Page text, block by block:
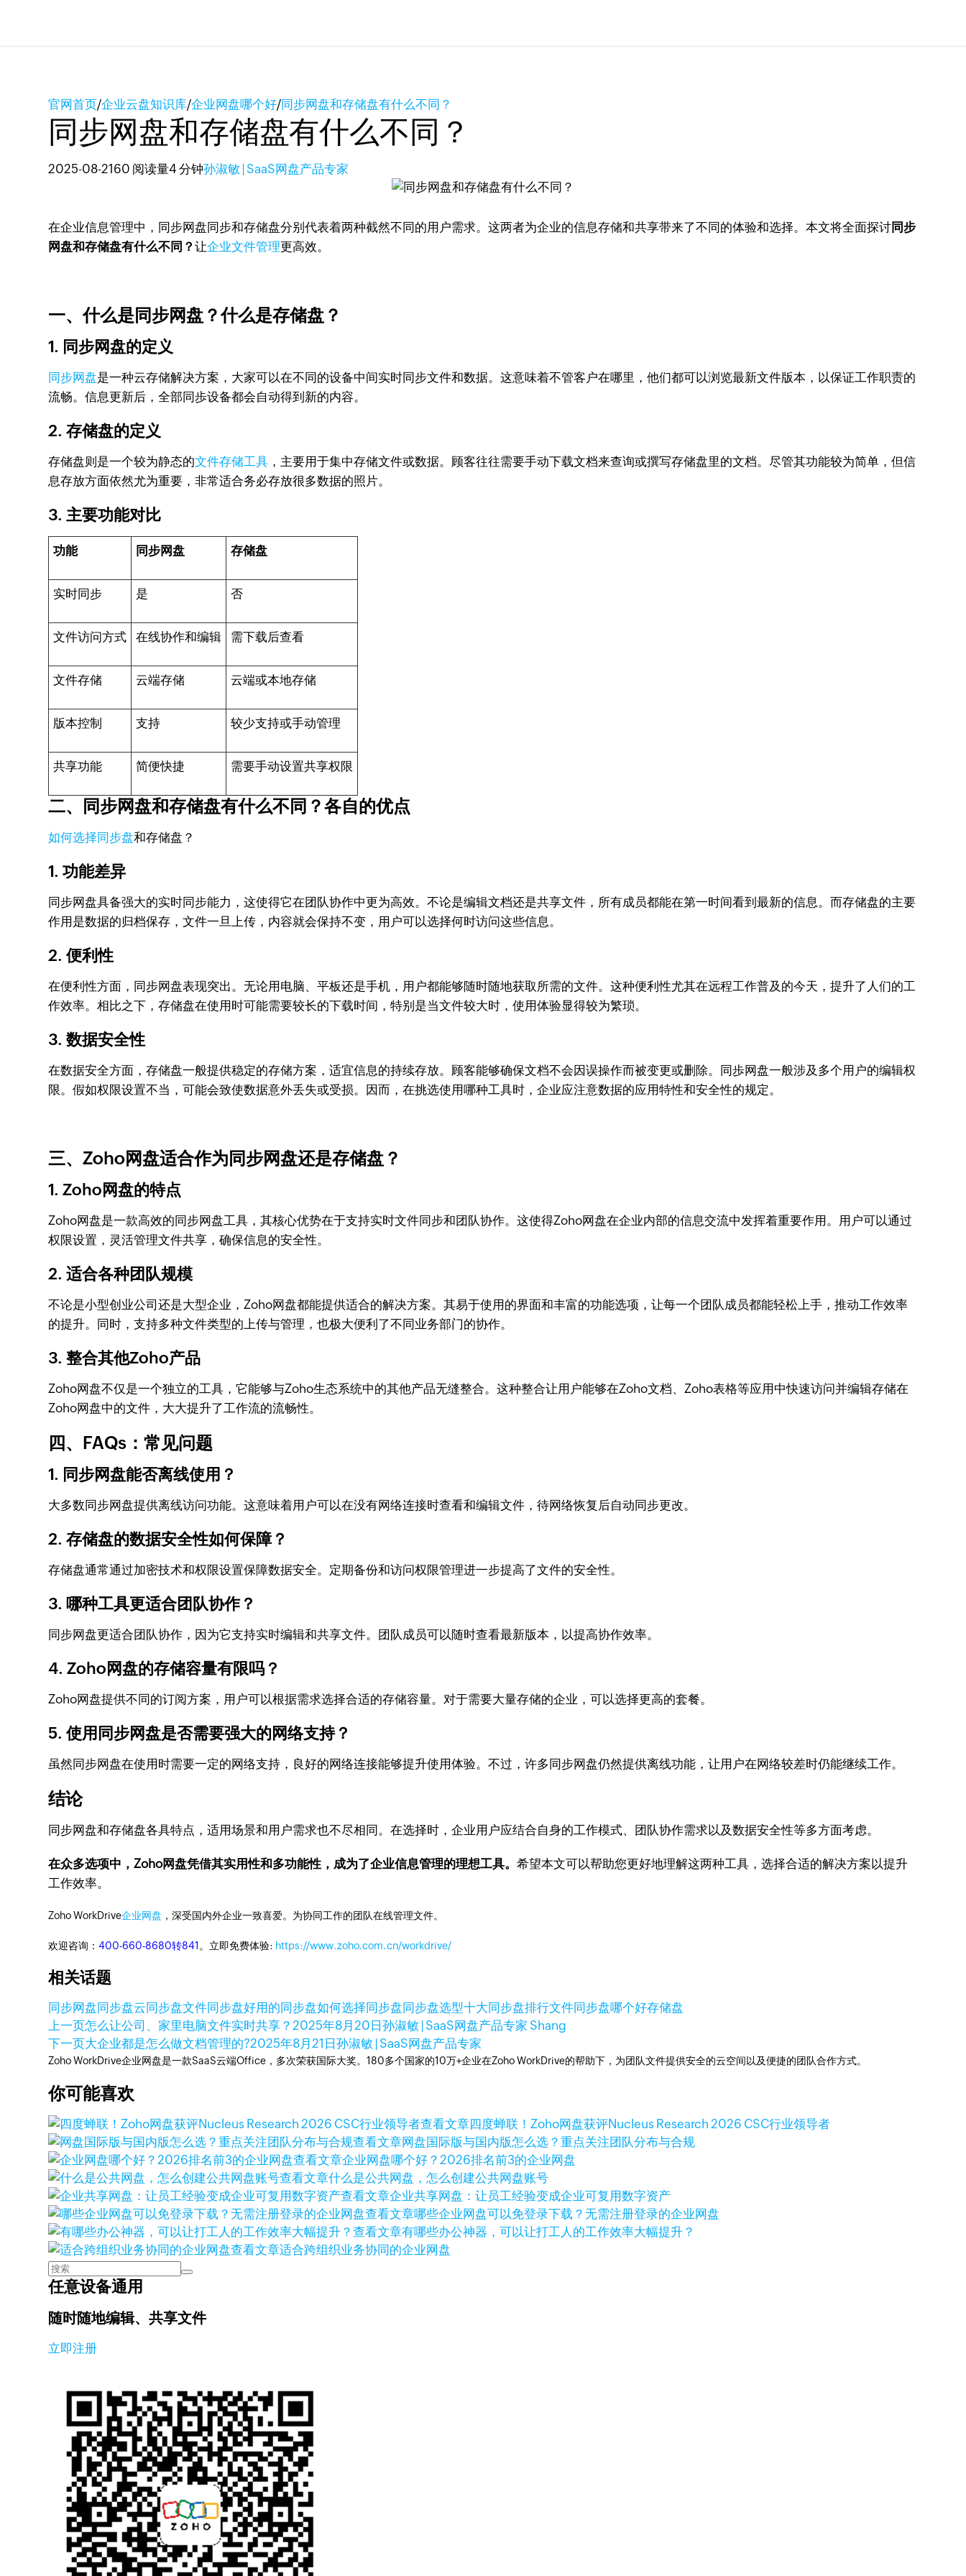
官网首页/企业云盘知识库/企业网盘哪个好/同步网盘和存储盘有什么不同？
同步网盘和存储盘有什么不同？
2025-08-21 60 阅读量4 分钟孙淑敏 | SaaS网盘产品专家
在企业信息管理中，同步网盘同步和存储盘分别代表着两种截然不同的用户需求。这两者为企业的信息存储和共享带来了不同的体验和选择。本文将全面探讨同步
网盘和存储盘有什么不同？让企业文件管理更高效。
一、什么是同步网盘？什么是存储盘？
1. 同步网盘的定义
同步网盘是一种云存储解决方案，大家可以在不同的设备中间实时同步文件和数据。这意味着不管客户在哪里，他们都可以浏览最新文件版本，以保证工作职责的
流畅。信息更新后，全部同歩设备都会自动得到新的内容。
2. 存储盘的定义
存储盘则是一个较为静态的文件存储工具 ，主要用于集中存储文件或数据。顾客往往需要手动下载文档来查询或撰写存储盘里的文档。尽管其功能较为简单，但信
息存放方面依然尤为重要，非常适合务必存放很多数据的照片。
3. 主要功能对比
功能 同步网盘 存储盘
实时同步 是 否
文件访问方式 在线协作和编辑 需下载后查看
文件存储 云端存储 云端或本地存储
版本控制 支持 较少支持或手动管理
共享功能 简便快捷 需要手动设置共享权限
二、同步网盘和存储盘有什么不同？各自的优点
如何选择同步盘和存储盘？
1. 功能差异
同步网盘具备强大的实时同步能力，这使得它在团队协作中更为高效。不论是编辑文档还是共享文件，所有成员都能在第一时间看到最新的信息。而存储盘的主要
作用是数据的归档保存，文件一旦上传，内容就会保持不变，用户可以选择何时访问这些信息。
2. 便利性
在便利性方面，同步网盘表现突出。无论用电脑、平板还是手机，用户都能够随时随地获取所需的文件。这种便利性尤其在远程工作普及的今天，提升了人们的工
作效率。相比之下，存储盘在使用时可能需要较长的下载时间，特别是当文件较大时，使用体验显得较为繁琐。
3. 数据安全性
在数据安全方面，存储盘一般提供稳定的存储方案，适宜信息的持续存放。顾客能够确保文档不会因误操作而被变更或删除。同歩网盘一般涉及多个用户的编辑权
限。假如权限设置不当，可能会致使数据意外丢失或受损。因而，在挑选使用哪种工具时，企业应注意数据的应用特性和安全性的规定。
三、Zoho网盘适合作为同步网盘还是存储盘？
1. Zoho网盘的特点
Zoho网盘是一款高效的同步网盘工具，其核心优势在于支持实时文件同步和团队协作。这使得Zoho网盘在企业内部的信息交流中发挥着重要作用。用户可以通过
权限设置，灵活管理文件共享，确保信息的安全性。
2. 适合各种团队规模
不论是小型创业公司还是大型企业，Zoho网盘都能提供适合的解决方案。其易于使用的界面和丰富的功能选项，让每一个团队成员都能轻松上手，推动工作效率
的提升。同时，支持多种文件类型的上传与管理，也极大便利了不同业务部门的协作。
3. 整合其他Zoho产品
Zoho网盘不仅是一个独立的工具，它能够与Zoho生态系统中的其他产品无缝整合。这种整合让用户能够在Zoho文档、Zoho表格等应用中快速访问并编辑存储在
Zoho网盘中的文件，大大提升了工作流的流畅性。
四、FAQs：常见问题
1. 同步网盘能否离线使用？
大多数同步网盘提供离线访问功能。这意味着用户可以在没有网络连接时查看和编辑文件，待网络恢复后自动同步更改。
2. 存储盘的数据安全性如何保障？
存储盘通常通过加密技术和权限设置保障数据安全。定期备份和访问权限管理进一步提高了文件的安全性。
3. 哪种工具更适合团队协作？
同步网盘更适合团队协作，因为它支持实时编辑和共享文件。团队成员可以随时查看最新版本，以提高协作效率。
4. Zoho网盘的存储容量有限吗？
Zoho网盘提供不同的订阅方案，用户可以根据需求选择合适的存储容量。对于需要大量存储的企业，可以选择更高的套餐。
5. 使用同步网盘是否需要强大的网络支持？
虽然同步网盘在使用时需要一定的网络支持，良好的网络连接能够提升使用体验。不过，许多同步网盘仍然提供离线功能，让用户在网络较差时仍能继续工作。
结论
同步网盘和存储盘各具特点，适用场景和用户需求也不尽相同。在选择时，企业用户应结合自身的工作模式、团队协作需求以及数据安全性等多方面考虑。
在众多选项中，Zoho网盘凭借其实用性和多功能性，成为了企业信息管理的理想工具。希望本文可以帮助您更好地理解这两种工具，选择合适的解决方案以提升
工作效率。
Zoho WorkDrive企业网盘 ，深受国内外企业一致喜爱。为协同工作的团队在线管理文件。
欢迎咨询：400-660-8680转841 。立即免费体验: https://www.zoho.com.cn/workdrive/
相关话题
同步网盘同步盘云同步盘文件同步盘好用的同步盘如何选择同步盘同步盘选型十大同步盘排行文件同步盘哪个好存储盘
上一页怎么让公司、家里电脑文件实时共享？2025年8月20日孙淑敏 | SaaS网盘产品专家 Shang
下一页大企业都是怎么做文档管理的?2025年8月21日孙淑敏 | SaaS网盘产品专家
Zoho WorkDrive企业网盘是一款SaaS云端Office，多次荣获国际大奖。180多个国家的10万+企业在Zoho WorkDrive的帮助下，为团队文件提供安全的云空间以及便捷的团队合作方式。
你可能喜欢
查看文章四度蝉联！Zoho网盘获评Nucleus Research 2026 CSC行业领导者
查看文章网盘国际版与国内版怎么选？重点关注团队分布与合规
查看文章企业网盘哪个好？2026排名前3的企业网盘
查看文章什么是公共网盘，怎么创建公共网盘账号
查看文章企业共享网盘：让员工经验变成企业可复用数字资产
查看文章哪些企业网盘可以免登录下载？无需注册登录的企业网盘
查看文章有哪些办公神器，可以让打工人的工作效率大幅提升？
查看文章适合跨组织业务协同的企业网盘
任意设备通用
随时随地编辑、共享文件
立即注册